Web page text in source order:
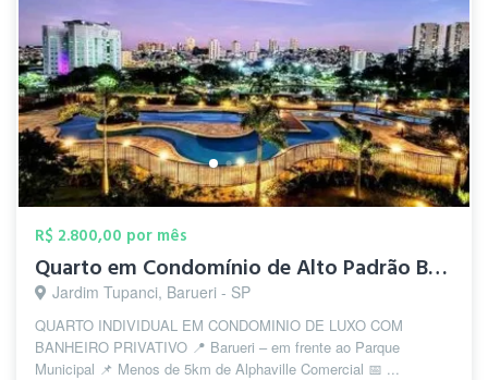
R$ 2.800,00 por mês
Quarto em Condomínio de Alto Padrão Baru...
Jardim Tupanci, Barueri - SP
QUARTO INDIVIDUAL EM CONDOMINIO DE LUXO COM
BANHEIRO PRIVATIVO 📍 Barueri – em frente ao Parque
Municipal 📌 Menos de 5km de Alphaville Comercial 📅 ...